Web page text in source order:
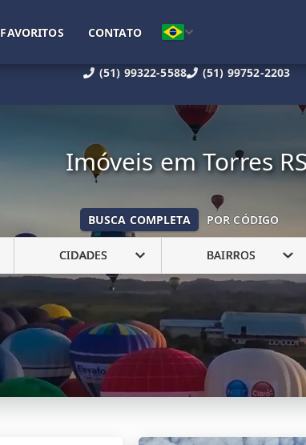
(51) 99322-5588 (51) 99752-2203
FAVORITOS CONTATO
Imóveis em Torres
BUSCA COMPLETA POR CÓDIGO
CIDADES BAIRROS